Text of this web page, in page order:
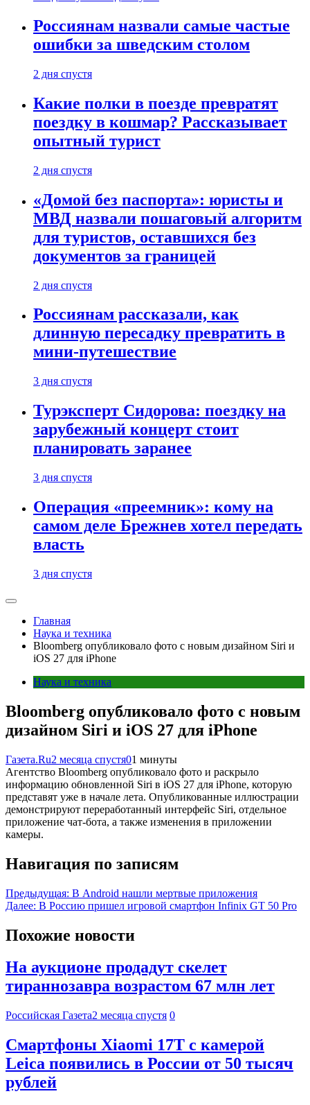
Россиянам назвали самые частые
ошибки за шведским столом
2 дня спустя
Какие полки в поезде превратят
поездку в кошмар? Рассказывает
опытный турист
2 дня спустя
«Домой без паспорта»: юристы и
МВД назвали пошаговый алгоритм
для туристов, оставшихся без
документов за границей
2 дня спустя
Россиянам рассказали, как
длинную пересадку превратить в
мини-путешествие
3 дня спустя
Турэксперт Сидорова: поездку на
зарубежный концерт стоит
планировать заранее
3 дня спустя
Операция «преемник»: кому на
самом деле Брежнев хотел передать
власть
3 дня спустя
Главная
Наука и техника
Bloomberg опубликовало фото с новым дизайном Siri и
iOS 27 для iPhone
Наука и техника
Bloomberg опубликовало фото с новым
дизайном Siri и iOS 27 для iPhone
Газета.Ru2 месяца спустя01 минуты
Агентство Bloomberg опубликовало фото и раскрыло
информацию обновленной Siri в iOS 27 для iPhone, которую
представят уже в начале лета. Опубликованные иллюстрации
демонстрируют переработанный интерфейс Siri, отдельное
приложение чат-бота, а также изменения в приложении
камеры.
Навигация по записям
Предыдущая: В Android нашли мертвые приложения
Далее: В Россию пришел игровой смартфон Infinix GT 50 Pro
Похожие новости
На аукционе продадут скелет
тираннозавра возрастом 67 млн лет
Российская Газета2 месяца спустя 0
Смартфоны Xiaomi 17T с камерой
Leica появились в России от 50 тысяч
рублей